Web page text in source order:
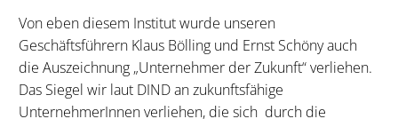
Von eben diesem Institut wurde unseren
Geschäftsführern Klaus Bölling und Ernst Schöny auch
die Auszeichnung „Unternehmer der Zukunft“ verliehen.
Das Siegel wir laut DIND an zukunftsfähige
UnternehmerInnen verliehen, die sich durch die